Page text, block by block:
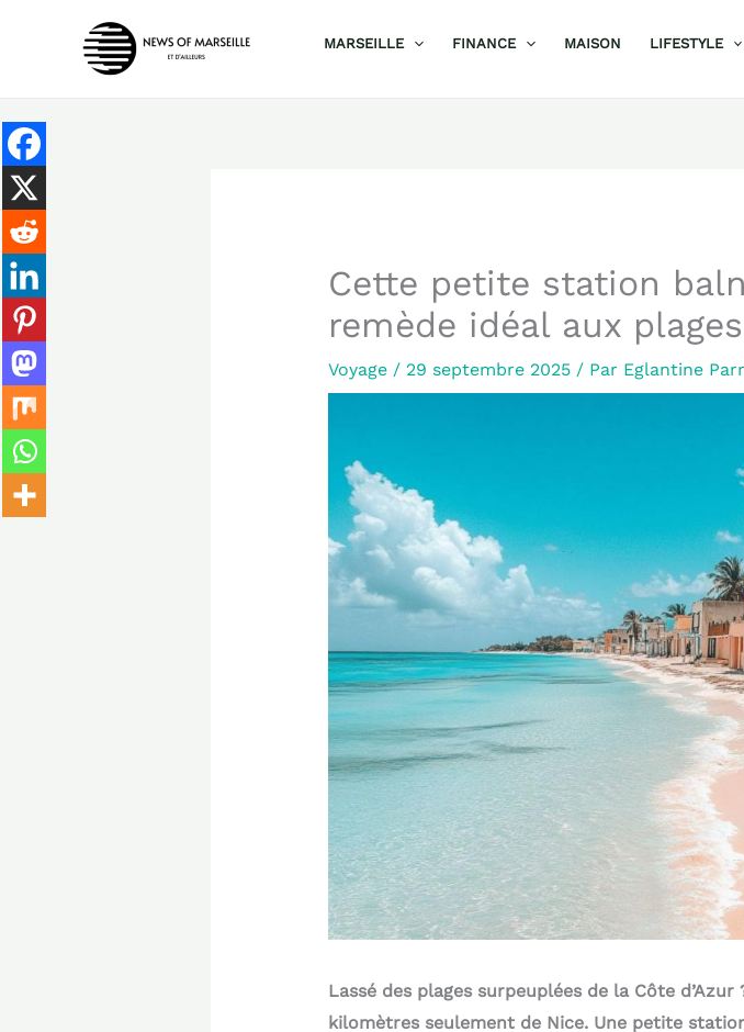
MARSEILLE FINANCE MAISON LIFESTYLE
Cette petite station
remède idéal aux
Voyage/ 29 septembre 2025 / Par Eglantine
Lassé des plages surpeuplées de la Côte
kilomètres seulement de Nice. Une petite